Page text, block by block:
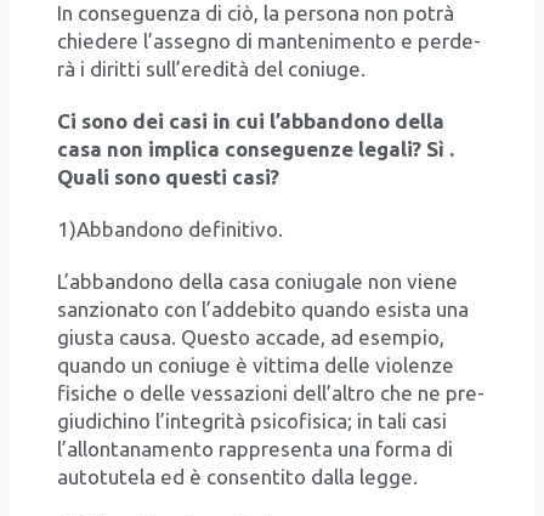
In con­se­guen­za di ciò, la per­so­na non potrà
chie­de­re l’assegno di man­te­ni­men­to e per­de­
rà i dirit­ti sull’eredità del coniu­ge.
Ci sono dei casi in cui l’abbandono del­la
casa non impli­ca con­se­guen­ze lega­li? Sì .
Qua­li sono que­sti casi?
1)Abbandono defi­ni­ti­vo.
L’abbandono del­la casa coniu­ga­le non vie­ne
san­zio­na­to con l’addebito quan­do esi­sta una
giu­sta cau­sa. Que­sto acca­de, ad esem­pio,
quan­do un coniu­ge è vit­ti­ma del­le vio­len­ze
fisi­che o del­le ves­sa­zio­ni dell’altro che ne pre­
giu­di­chi­no l’integrità psi­co­fi­si­ca; in tali casi
l’allontanamento rap­pre­sen­ta una for­ma di
auto­tu­te­la ed è con­sen­ti­to dal­la leg­ge.